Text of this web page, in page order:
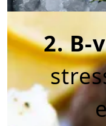
2.